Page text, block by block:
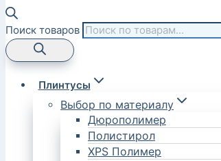
Поиск товаров
Плинтусы
Выбор по материалу
Дюрополимер
Полистирол
XPS Полимер